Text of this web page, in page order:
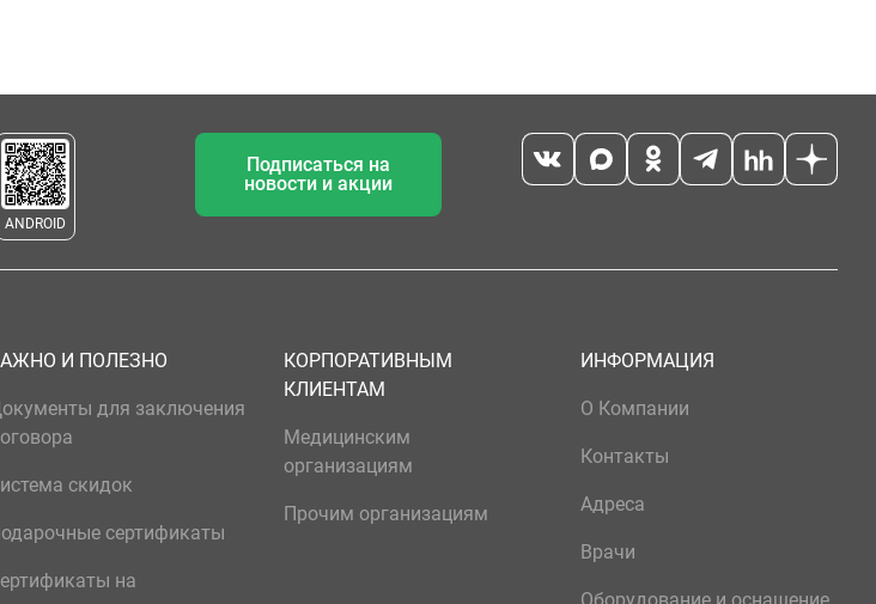
ANDROID
Подписаться на
новости и акции
И ПОЛЕЗНО
для заключения
скидок
сертификаты
на
КОРПОРАТИВНЫМ
КЛИЕНТАМ
Медицинским
организациям
Прочим организациям
ИНФОРМАЦИЯ
О Компании
Контакты
Адреса
Врачи